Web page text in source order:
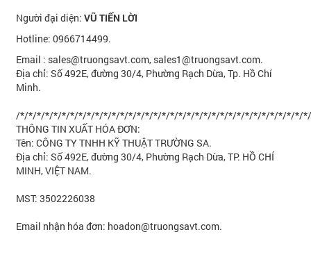
Người đại diện: VŨ TIẾN LỜI
Hotline: 0966714499.
Email : sales@truongsavt.com, sales1@truongsavt.com.
Địa chỉ: Số 492E, đường 30/4, Phường Rạch Dừa, Tp. Hồ Chí
Minh.
/*/*/*/*/*/*/*/*/*/*/*/*/*/*/*/*/*/*/*/*/*/*/*/*/*/*/*/*/*/*/*/*/*/*/*/
THÔNG TIN XUẤT HÓA ĐƠN:
Tên: CÔNG TY TNHH KỸ THUẬT TRƯỜNG SA.
Địa chỉ: Số 492E, đường 30/4, Phường Rạch Dừa, TP. HỒ CHÍ
MINH, VIỆT NAM.
MST: 3502226038
Email nhận hóa đơn: hoadon@truongsavt.com.